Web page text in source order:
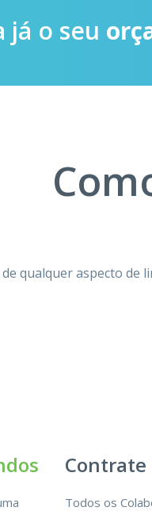
já o seu
qualquer aspecto
Contrate
Todos os